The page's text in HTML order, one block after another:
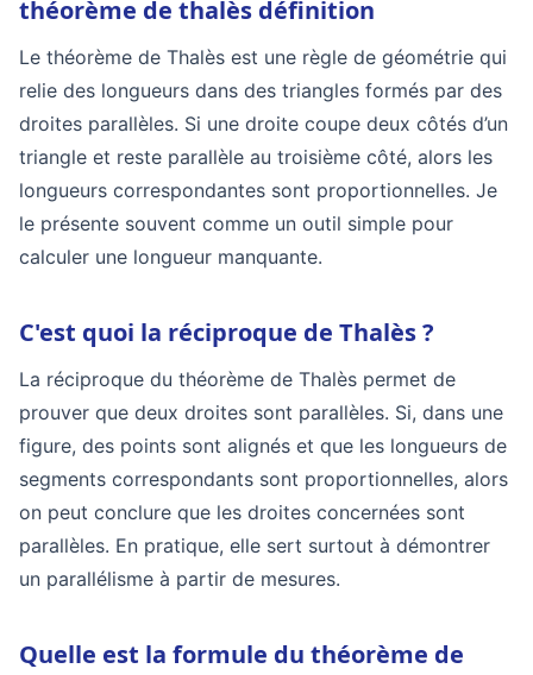
théorème de thalès définition
Le théorème de Thalès est une règle de géométrie qui
relie des longueurs dans des triangles formés par des
droites parallèles. Si une droite coupe deux côtés d’un
triangle et reste parallèle au troisième côté, alors les
longueurs correspondantes sont proportionnelles. Je
le présente souvent comme un outil simple pour
calculer une longueur manquante.
C'est quoi la réciproque de Thalès ?
La réciproque du théorème de Thalès permet de
prouver que deux droites sont parallèles. Si, dans une
figure, des points sont alignés et que les longueurs de
segments correspondants sont proportionnelles, alors
on peut conclure que les droites concernées sont
parallèles. En pratique, elle sert surtout à démontrer
un parallélisme à partir de mesures.
Quelle est la formule du théorème de